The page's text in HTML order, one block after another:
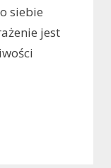
siebie
jest